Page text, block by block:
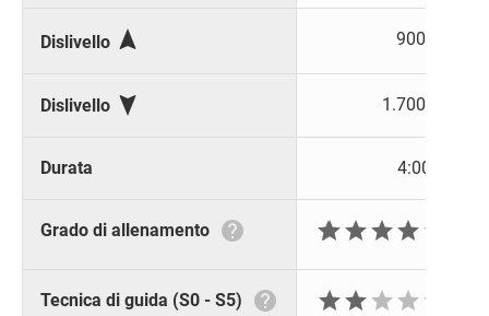
Dislivello  900 m
Dislivello  1.700 m
Durata 4:00 h
Grado di allenamento  

Tecnica di guida (S0 - S5)  